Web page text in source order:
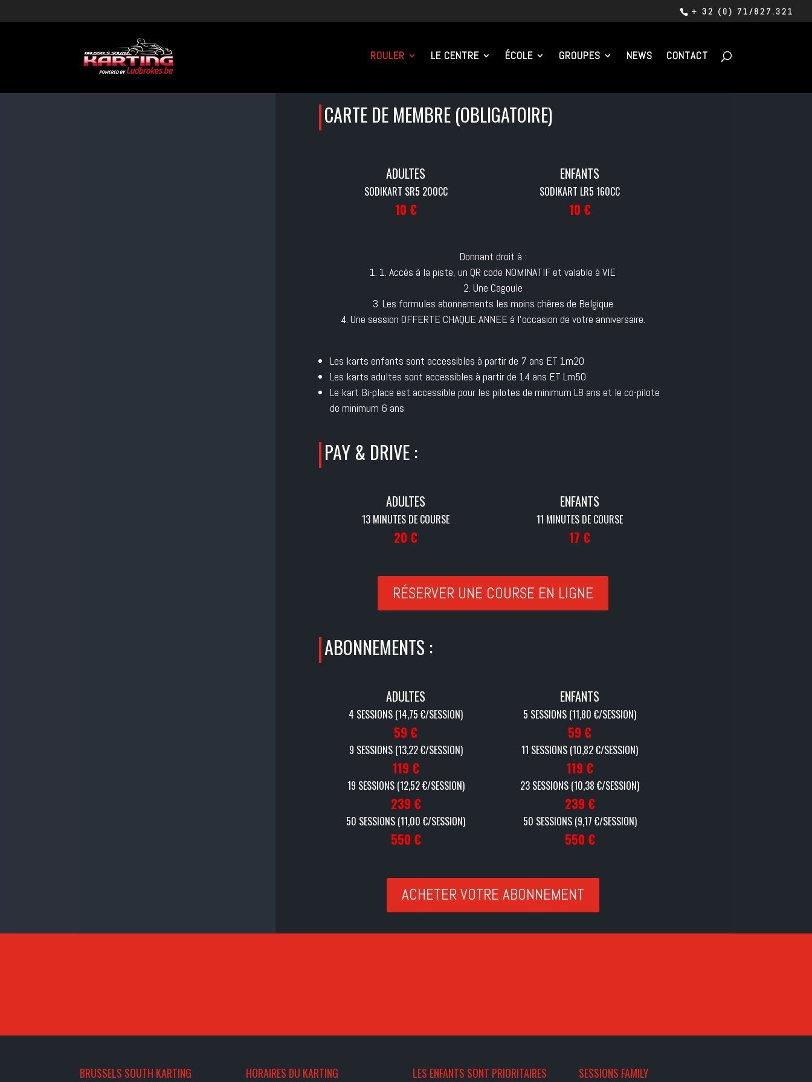
+ 32 (0) 71/827.321
ROULER LE CENTRE ÉCOLE GROUPES NEWS CONTACT
CARTE DE MEMBRE (OBLIGATOIRE)
ADULTES
SODIKART SR5 200CC
10 €
ENFANTS
SODIKART LR5 160CC
10 €
Donnant droit à :
1. Accès à la piste, un QR code NOMINATIF et valable à VIE
2. Une Cagoule
3. Les formules abonnements les moins chères de Belgique
4. Une session OFFERTE CHAQUE ANNEE à l’occasion de votre anniversaire.
Les karts enfants sont accessibles à partir de 7 ans ET 1m20
Les karts adultes sont accessibles à partir de 14 ans ET Lm50
Le kart Bi-place est accessible pour les pilotes de minimum L8 ans et le co-pilote
de minimum 6 ans
PAY & DRIVE :
ADULTES
13 MINUTES DE COURSE
20 €
ENFANTS
11 MINUTES DE COURSE
17 €
RÉSERVER UNE COURSE EN LIGNE
ABONNEMENTS :
ADULTES
4 SESSIONS (14,75 €/SESSION)
59 €
9 SESSIONS (13,22€/SESSION)
119 €
19 SESSIONS (12,52€/SESSION)
239 €
50 SESSIONS (11,00 €/SESSION)
550 €
ENFANTS
5 SESSIONS (11,80 €/SESSION)
59 €
11 SESSIONS (10,82 €/SESSION)
119 €
23 SESSIONS (10,38 €/SESSION)
239 €
50 SESSIONS (9,17 €/SESSION)
550 €
ACHETER VOTRE ABONNEMENT
BRUSSELS SOUTH KARTING HORAIRES DU KARTING LES ENFANTS SONT PRIORITAIRES SESSIONS FAMILY